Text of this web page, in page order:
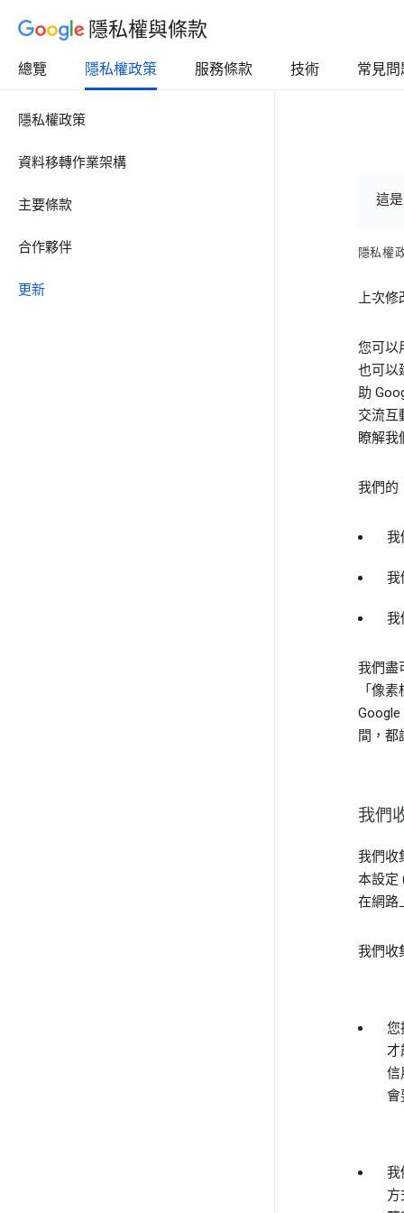
隱私權與條款
總覽 隱私權政策 服務條款 技術 常見問
隱私權政策
資料移轉作業架構
主要條款
合作夥伴
更新
這
隱私權
上次修
您可以
也可以
助
交流互
瞭解我
我們的
我
我
我
我們盡
「像
間，都
我們
我們收
本設定
在網路
我們收
您
才
信
會
我
方